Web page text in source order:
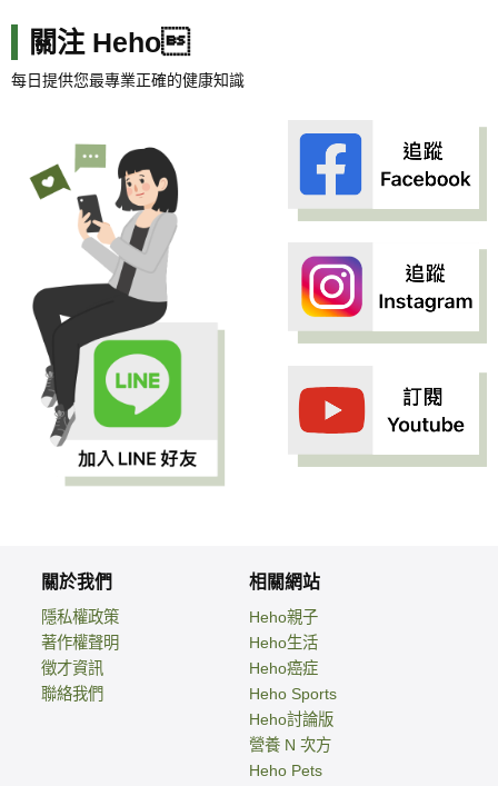
關注 Heho
每日提供您最專業正確的健康知識
關於我們
隱私權政策
著作權聲明
徵才資訊
聯絡我們
相關網站
Heho親子
Heho生活
Heho癌症
Heho Sports
Heho討論版
營養 N 次方
Heho Pets